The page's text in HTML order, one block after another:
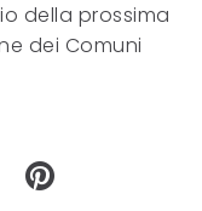
della prossima
dei Comuni